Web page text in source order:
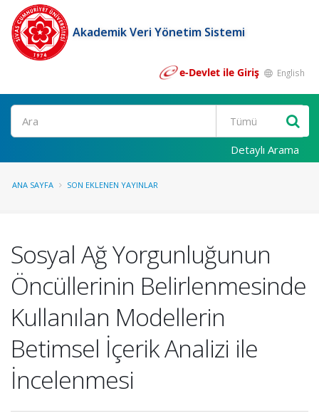
Akademik Veri Yönetim Sistemi
e-Devlet ile Giriş English
Ara
Detaylı Arama
ANA SAYFA SON EKLENEN YAYINLAR
Sosyal Ağ Yorgunluğunun
Öncüllerinin Belirlenmesinde
Kullanılan Modellerin
Betimsel İçerik Analizi ile
İncelenmesi